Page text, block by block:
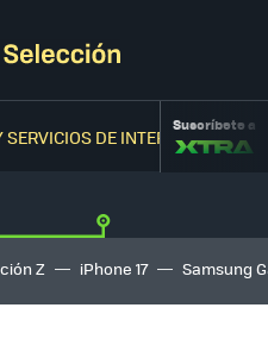
SERVICIOS DE INTERNETSuscríbete a
Z iPhone 17 Samsung